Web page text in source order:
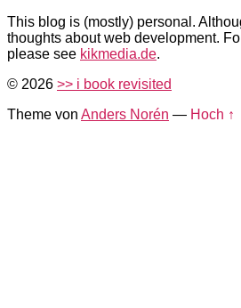
This blog is (mostly) personal.
thoughts about web development.
please see kikmedia.de.
© 2026 >> i book revisited
Theme von Anders Norén — Hoch ↑